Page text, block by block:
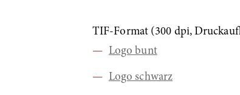
TIF-Format (300 dpi,
Logo bunt
Logo schwarz